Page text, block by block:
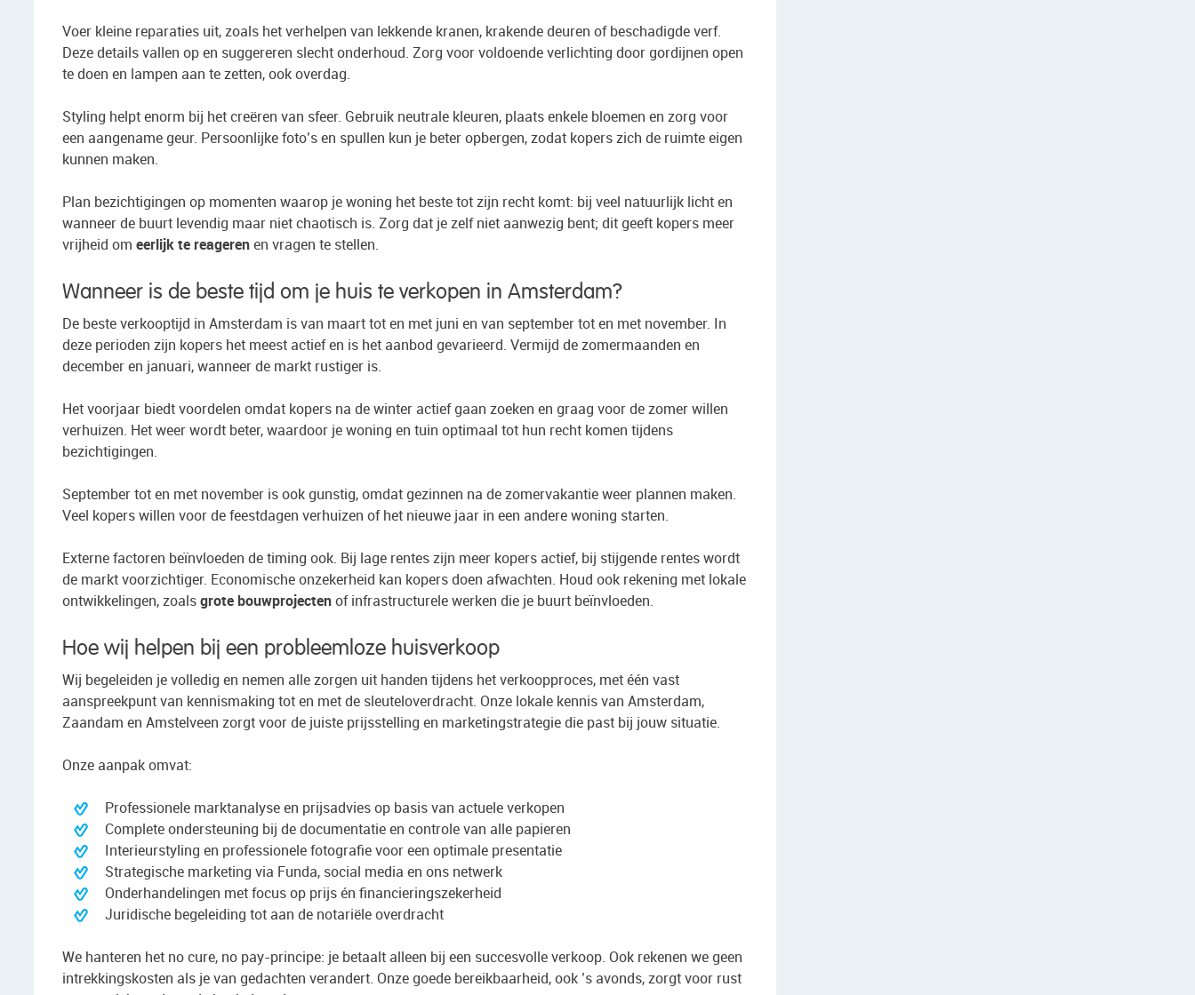
Voer kleine reparaties uit, zoals het verhelpen van lekkende kranen, krakende deuren of beschadigde verf.
Deze details vallen op en suggereren slecht onderhoud. Zorg voor voldoende verlichting door gordijnen open
te doen en lampen aan te zetten, ook overdag.
Styling helpt enorm bij het creëren van sfeer. Gebruik neutrale kleuren, plaats enkele bloemen en zorg voor
een aangename geur. Persoonlijke foto’s en spullen kun je beter opbergen, zodat kopers zich de ruimte eigen
kunnen maken.
Plan bezichtigingen op momenten waarop je woning het beste tot zijn recht komt: bij veel natuurlijk licht en
wanneer de buurt levendig maar niet chaotisch is. Zorg dat je zelf niet aanwezig bent; dit geeft kopers meer
vrijheid om eerlijk te reagerenen vragen te stellen.
Wanneer is de beste tijd om je huis te verkopen in Amsterdam?
De beste verkooptijd in Amsterdam is van maart tot en met juni en van september tot en met november. In
deze perioden zijn kopers het meest actief en is het aanbod gevarieerd. Vermijd de zomermaanden en
december en januari, wanneer de markt rustiger is.
Het voorjaar biedt voordelen omdat kopers na de winter actief gaan zoeken en graag voor de zomer willen
verhuizen. Het weer wordt beter, waardoor je woning en tuin optimaal tot hun recht komen tijdens
bezichtigingen.
September tot en met november is ook gunstig, omdat gezinnen na de zomervakantie weer plannen maken.
Veel kopers willen voor de feestdagen verhuizen of het nieuwe jaar in een andere woning starten.
Externe factoren beïnvloeden de timing ook. Bij lage rentes zijn meer kopers actief, bij stijgende rentes wordt
de markt voorzichtiger. Economische onzekerheid kan kopers doen afwachten. Houd ook rekening met lokale
ontwikkelingen, zoalsgrote bouwprojectenof infrastructurele werken die je buurt beïnvloeden.
Hoe wij helpen bij een probleemloze huisverkoop
Wij begeleiden je volledig en nemen alle zorgen uit handen tijdens het verkoopproces, met één vast
aanspreekpunt van kennismaking tot en met de sleuteloverdracht. Onze lokale kennis van Amsterdam,
Zaandam en Amstelveen zorgt voor de juiste prijsstelling en marketingstrategie die past bij jouw situatie.
Onze aanpak omvat:
Professionele marktanalyse en prijsadvies op basis van actuele verkopen
Complete ondersteuning bij de documentatie en controle van alle papieren
Interieurstyling en professionele fotografie voor een optimale presentatie
Strategische marketing via Funda, social media en ons netwerk
Onderhandelingen met focus op prijs én financieringszekerheid
Juridische begeleiding tot aan de notariële overdracht
We hanteren het no cure, no pay-principe: je betaalt alleen bij een succesvolle verkoop. Ook rekenen we geen
intrekkingskosten als je van gedachten verandert. Onze goede bereikbaarheid, ook ’s avonds, zorgt voor rust